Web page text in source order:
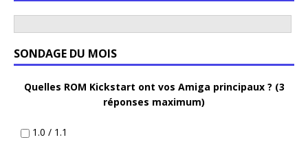
SONDAGE DU MOIS
Quelles ROM Kickstart ont vos Amiga principaux ? (3
réponses maximum)
1.0 / 1.1